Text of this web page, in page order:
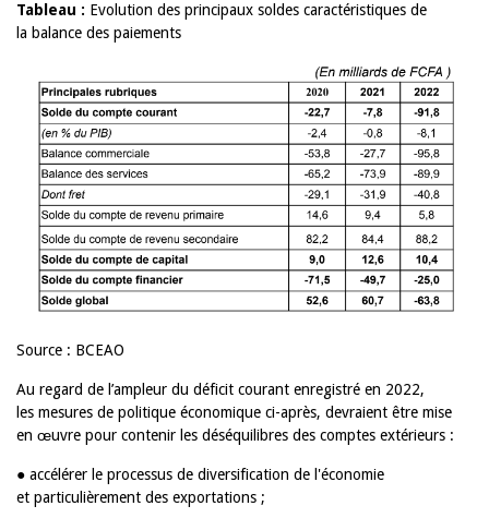
Tableau : Evolution des principaux soldes caractéristiques de
la balance des paiements
Source : BCEAO
Au regard de l’ampleur du déficit courant enregistré en 2022,
les mesures de politique économique ci-après, devraient être mise
en œuvre pour contenir les déséquilibres des comptes extérieurs :
● accélérer le processus de diversification de l'économie
et particulièrement des exportations ;